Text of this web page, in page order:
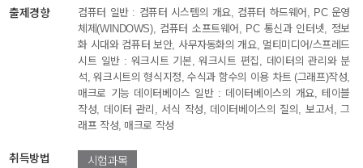
출제경향
컴퓨터 일반 : 컴퓨터 시스템의 개요, 컴퓨터 하드웨어, PC 운영
체제(WINDOWS), 컴퓨터 소프트웨어, PC 통신과 인터넷, 정보
화 시대와 컴퓨터 보안, 사무자동화의 개요, 멀티미디어/스프레드
시트 일반 : 워크시트 기본, 워크시트 편집, 데이터의 관리와 분
석, 워크시트의 형식지정, 수식과 함수의 이용 차트 (그래프)작성,
매크로 기능 데이터베이스 일반 : 데이터베이스의 개요, 테이블
작성, 데이터 관리, 서식 작성, 데이터베이스의 질의, 보고서, 그
래프 작성, 매크로 작성
취득방법 시험과목